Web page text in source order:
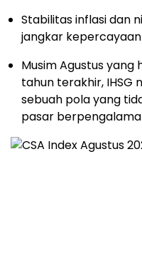
Stabilitas inflasi dan
jangkar
Musim Agustus yang
tahun terakhir, IHSG
sebuah pola yang
pasar